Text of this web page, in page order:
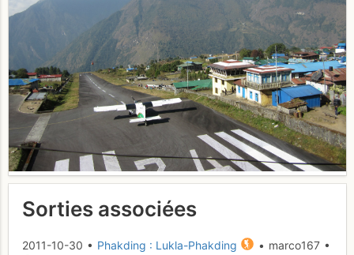
Sorties associées
2011-10-30 • Phakding : Lukla-Phakding • marco167 •